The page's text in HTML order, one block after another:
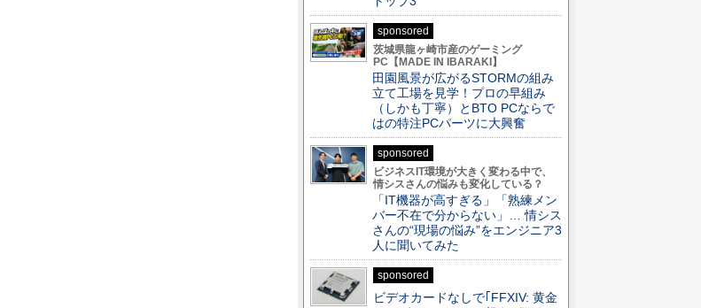
sponsored
茨城県龍ヶ崎市産のゲーミング
PC【MADE IN IBARAKI】
田園風景が広がるSTORMの組み
立て工場を見学！プロの早組み
（しかも丁寧）とBTO PCならで
はの特注PCパーツに大興奮
sponsored
ビジネスIT環境が大きく変わる中で、
情シスさんの悩みも変化している？
「IT機器が高すぎる」「熟練メン
バー不在で分からない」… 情シス
さんの“現場の悩み”をエンジニア3
人に聞いてみた
sponsored
ビデオカードなしで｢FFXIV: 黄金